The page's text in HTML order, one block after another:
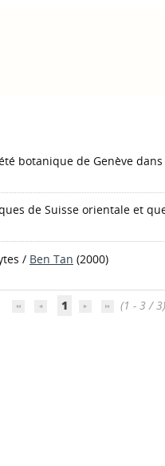
botanique de Genève
de Suisse orientale et
/ Ben Tan (2000)
1 (1 - 3 / 3)